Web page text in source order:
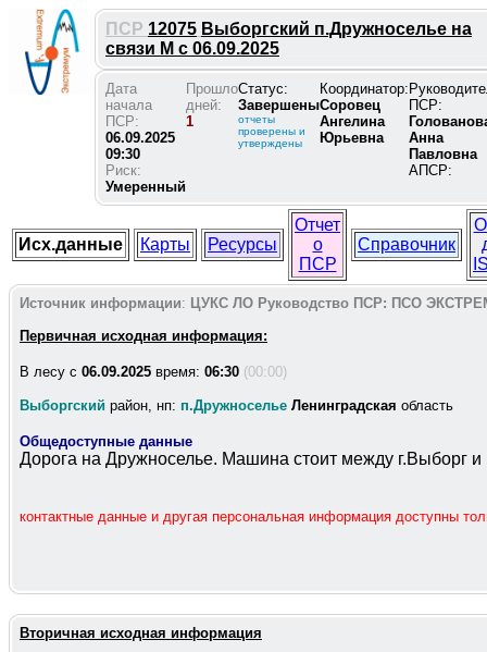
ПСР 12075 Выборгский п.Дружноселье на
связи М с 06.09.2025
Дата
начала
ПСР:
06.09.2025
09:30
Риск:
Умеренный
Прошло
дней:
1
Статус:
Завершены
отчеты
проверены и
утверждены
Координатор:
Соровец
Ангелина
Юрьевна
ПСР:
Анна
Павловна
АПСР:
Исх.данные Карты Ресурсы
Отчет
о
ПСР
Справочник
Источник информации: ЦУКС ЛО Руководство ПСР: ПСО
Первичная исходная информация:
В лесу c 06.09.2025 время: 06:30 (00:00)
Выборгский район, нп: п.Дружноселье Ленинградская область
Общедоступные данные
Дорога на Дружноселье. Машина стоит между г.Выборг и
контактные данные и другая персональная информация доступны
Вторичная исходная информация